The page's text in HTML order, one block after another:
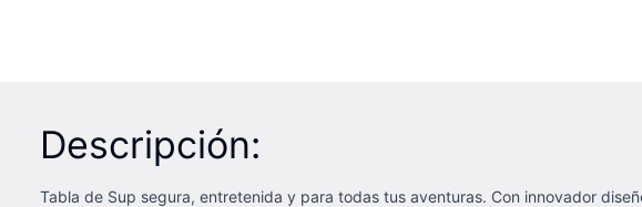
Descripción:
Tabla de Sup segura, entretenida y para todas tus aventuras. Con innovador